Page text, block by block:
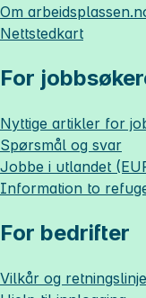
Om
Nettstedkart
For
Nyttige artikler for
Spørsmål og svar
Jobbe i utlandet
Information to
For bedrifter
Vilkår og